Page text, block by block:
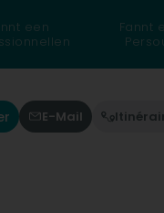
een
Fannt
E-Mail